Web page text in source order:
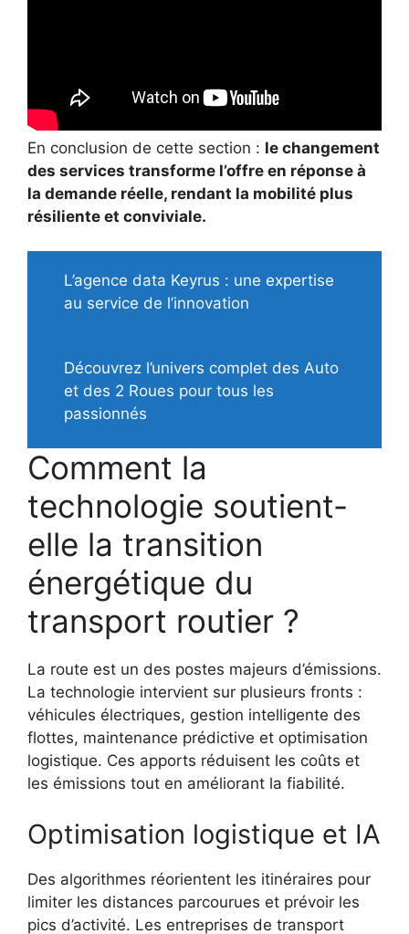
En conclusion de cette section : le changement
des services transforme l’offre en réponse à
la demande réelle, rendant la mobilité plus
résiliente et conviviale.
L’agence data Keyrus : une expertise
au service de l’innovation
Découvrez l’univers complet des Auto
et des 2 Roues pour tous les
passionnés
Comment la
technologie soutient-
elle la transition
énergétique du
transport routier ?
La route est un des postes majeurs d’émissions.
La technologie intervient sur plusieurs fronts :
véhicules électriques, gestion intelligente des
flottes, maintenance prédictive et optimisation
logistique. Ces apports réduisent les coûts et
les émissions tout en améliorant la fiabilité.
Optimisation logistique et IA
Des algorithmes réorientent les itinéraires pour
limiter les distances parcourues et prévoir les
pics d’activité. Les entreprises de transport